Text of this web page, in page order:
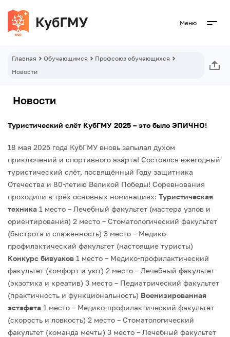
Меню
Главная Обучающимся
Профсоюз обучающихся
Новости
Новости
Туристический слёт КубГМУ 2025 – это было ЭПИЧНО!
18 мая 2025 года КубГМУ вновь запылал духом
приключений и спортивного азарта! Состоялся ежегодный
туристический слёт, посвящённый Году защитника
Отечества и 80-летию Великой Победы! Соревнования
проходили в трёх основных номинациях: Туристическая
техника 1 место – Лечебный факультет (мастера узлов и
ориентирования) 2 место – Стоматологический факультет
(быстрота и слаженность) 3 место – Медико-
профилактический факультет (настоящие туристы)
Конкурс бивуаков 1 место – Медико-профилактический
факультет (комфорт и уют) 2 место – Лечебный факультет
(экзотика и креатив) 3 место – Педиатрический факультет
(практичность и функциональность) Военизированная
эстафета 1 место – Медико-профилактический факультет
(скорость и ловкость) 2 место – Стоматологический
факультет (команда мечты) 3 место – Лечебный факультет